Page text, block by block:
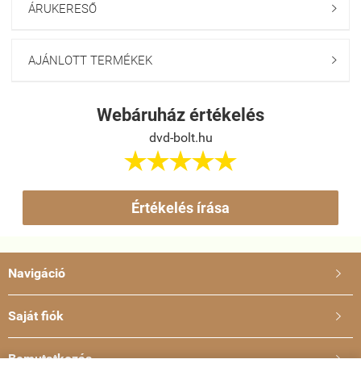
ÁRUKERESŐ 
AJÁNLOTT TERMÉKEK 
Webáruház értékelés
dvd-bolt.hu

Értékelés írása
Navigáció 
Saját fiók 
Bemutatkozás 